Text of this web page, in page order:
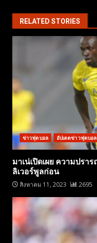
RELATED STORIES
ข่าวฟุตบอล อัปเดตข่าวฟุตบอล
มาเน่เปิดเผย ความปร
ลิเวอร์พูลก่อน
สิงหาคม 11, 2023 2695